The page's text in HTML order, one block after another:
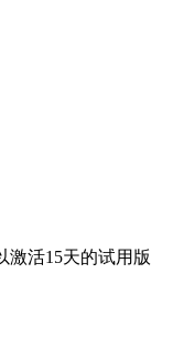
激活15天的试用版